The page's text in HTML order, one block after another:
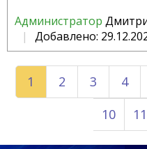
Администратор
Добавлено:
1 2 3 4
10
11